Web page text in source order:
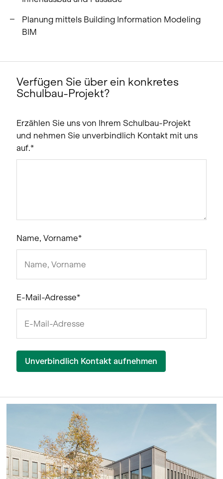
Planung mittels Building Information Modeling
BIM
Verfügen Sie über ein konkretes
Schulbau-Projekt?
Erzählen Sie uns von Ihrem Schulbau-Projekt
und nehmen Sie unverbindlich Kontakt mit uns
auf.
Name, Vorname
E-Mail-Adresse